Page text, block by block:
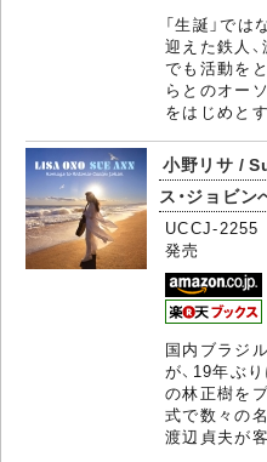
「生誕」で
迎えた鉄人
でも活動を
らとのオー
をはじめと
小野リサ /
ス・ジョビ
UCCJ-2255
発売
国内ブラジ
が、19年ぶ
の林正樹を
式で数々の
渡辺貞夫が